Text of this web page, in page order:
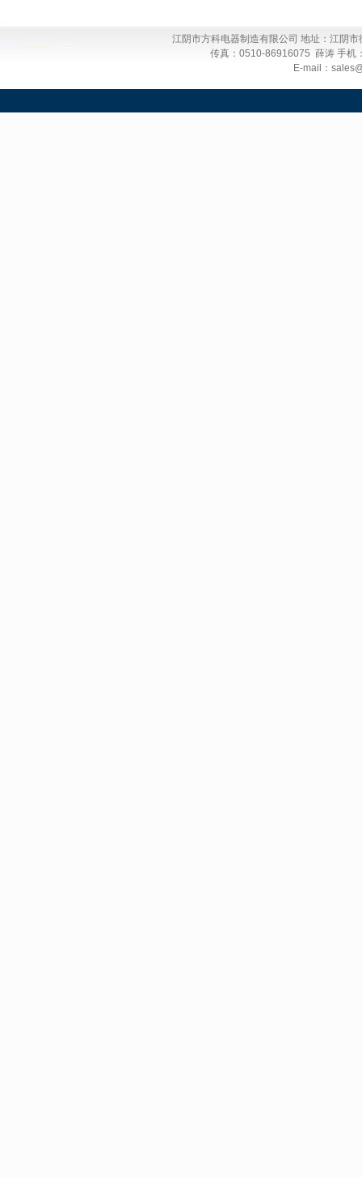
江阴市方科电器制造有限公司 地址：江阴
传真：0510-86916075 薛涛 手机
E-mail：